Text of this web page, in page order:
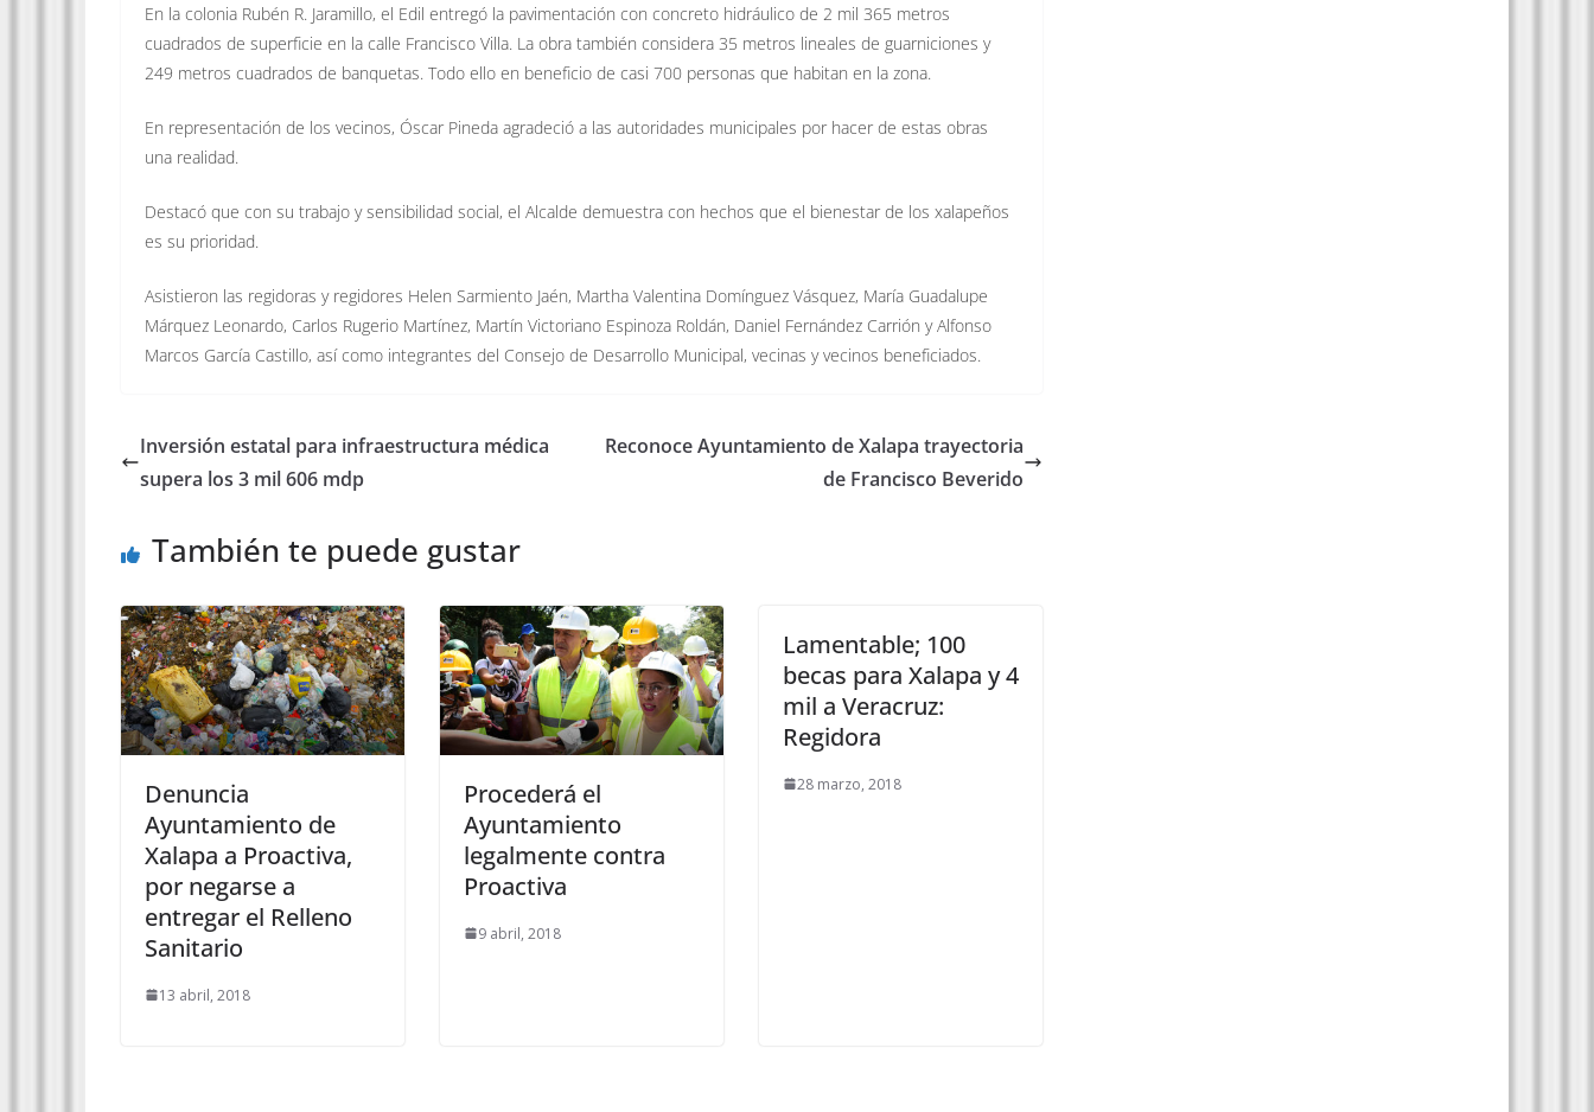
En la colonia Rubén R. Jaramillo, el Edil entregó la pavimentación con concreto hidráulico de 2 mil 365 metros
cuadrados de superficie en la calle Francisco Villa. La obra también considera 35 metros lineales de guarniciones y
249 metros cuadrados de banquetas. Todo ello en beneficio de casi 700 personas que habitan en la zona.
En representación de los vecinos, Óscar Pineda agradeció a las autoridades municipales por hacer de estas obras
una realidad.
Destacó que con su trabajo y sensibilidad social, el Alcalde demuestra con hechos que el bienestar de los xalapeños
es su prioridad.
Asistieron las regidoras y regidores Helen Sarmiento Jaén, Martha Valentina Domínguez Vásquez, María Guadalupe
Márquez Leonardo, Carlos Rugerio Martínez, Martín Victoriano Espinoza Roldán, Daniel Fernández Carrión y Alfonso
Marcos García Castillo, así como integrantes del Consejo de Desarrollo Municipal, vecinas y vecinos beneficiados.
Inversión estatal para infraestructura médica
supera los 3 mil 606 mdp
Reconoce Ayuntamiento de Xalapa trayectoria
de Francisco Beverido
También te puede gustar
Denuncia
Ayuntamiento de
Xalapa a Proactiva,
por negarse a
entregar el Relleno
Sanitario
13 abril, 2018
Procederá el
Ayuntamiento
legalmente contra
Proactiva
9 abril, 2018
Lamentable; 100
becas para Xalapa y 4
mil a Veracruz:
Regidora
28 marzo, 2018